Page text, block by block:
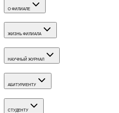
О ФИЛИАЛЕ
ЖИЗНЬ ФИЛИАЛА
НАУЧНЫЙ ЖУРНАЛ
АБИТУРИЕНТУ
СТУДЕНТУ